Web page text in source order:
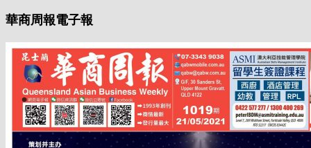
華商周報電子報